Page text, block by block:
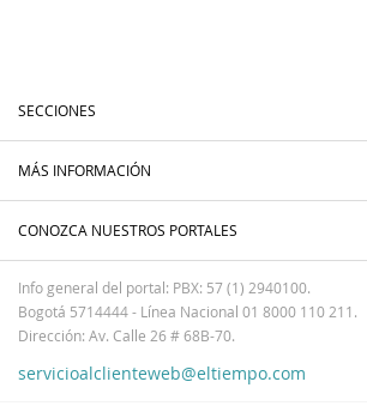
SECCIONES
MÁS INFORMACIÓN
CONOZCA NUESTROS PORTALES
Info general del portal: PBX: 57 (1) 2940100.
Bogotá 5714444 - Línea Nacional 01 8000 110 211.
Dirección: Av. Calle 26 # 68B-70.
servicioalclienteweb@eltiempo.com